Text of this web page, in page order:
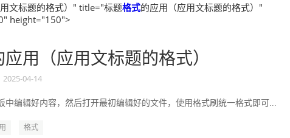
文标题的格式）" title="标题格式的应用（应用文标题的格式）"
height="150">
应用（应用文标题的格式）
2025-04-14
中编辑好内容，然后打开最初编辑好的文件，使用格式刷统一格式即可...
格式